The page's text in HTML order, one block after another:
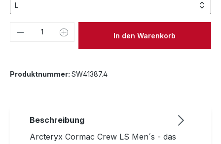
Produkt Anzahl: Gib denIn den Warenkorb
Produktnummer: SW41387.4
Beschreibung
Arcteryx Cormac Crew LS Men´s - das